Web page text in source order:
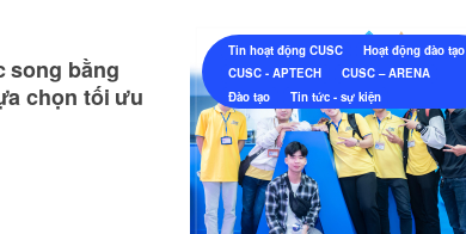
song bằng
chọn tối ưu
Tin hoạt động CUSC
Hoạt động đào tạo
CUSC - APTECH
CUSC – ARENA
Đào tạo
Tin tức - sự kiện